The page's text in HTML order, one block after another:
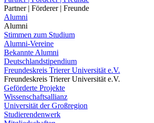
Partner | Förderer | Freunde
Alumni
Alumni
Stimmen zum Studium
Alumni-Vereine
Bekannte Alumni
Deutschlandstipendium
Freundeskreis Trierer Universität e.V.
Freundeskreis Trierer Universität e.V.
Geförderte Projekte
Wissenschaftsallianz
Universität der Großregion
Studierendenwerk